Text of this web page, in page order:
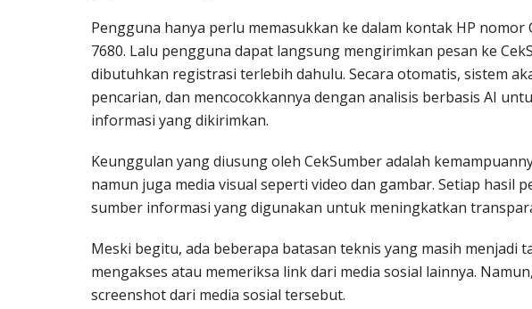
Pengguna hanya perlu memasukkan ke dalam kontak HP nomor
7680. Lalu pengguna dapat langsung mengirimkan pesan ke
dibutuhkan registrasi terlebih dahulu. Secara otomatis, sistem
pencarian, dan mencocokkannya dengan analisis berbasis AI
informasi yang dikirimkan.
Keunggulan yang diusung oleh CekSumber adalah
namun juga media visual seperti video dan gambar. Setiap hasil
sumber informasi yang digunakan untuk meningkatkan
Meski begitu, ada beberapa batasan teknis yang masih menjadi
mengakses atau memeriksa link dari media sosial lainnya.
screenshot dari media sosial tersebut.